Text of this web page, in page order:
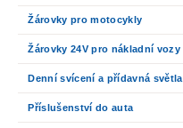
Žárovky pro motocykly
Žárovky 24V pro nákladní vozy
Denní svícení a přídavná světla
Příslušenství do auta